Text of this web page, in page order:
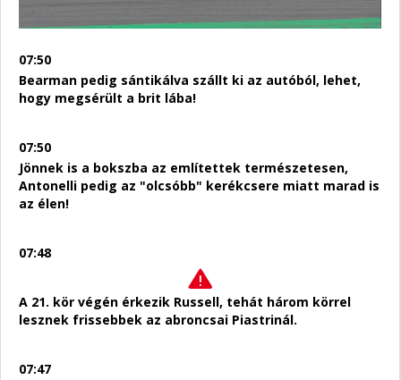
07:50
Bearman pedig sántikálva szállt ki az autóból, lehet,
hogy megsérült a brit lába!
07:50
Jönnek is a bokszba az említettek természetesen,
Antonelli pedig az "olcsóbb" kerékcsere miatt marad is
az élen!
07:48
A 21. kör végén érkezik Russell, tehát három körrel
lesznek frissebbek az abroncsai Piastrinál.
07:47